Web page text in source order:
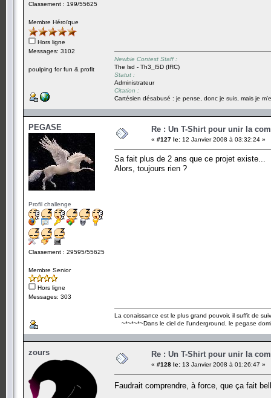
Classement : 199/55625
Membre Héroïque
Hors ligne
Messages: 3102
poulping for fun & profit
Newbie Contest Staff :
The lsd - Th3_l5D (IRC)
Statut :
Administrateur
Citation :
Cartésien désabusé : je pense, donc je suis, mais je
PEGASE
Profil challenge
Classement : 29595/55625
Membre Senior
Hors ligne
Messages: 303
Re : Un T-Shirt pour unir la
« #127 le: 12 Janvier 2008 à 03:32:24 »
Sa fait plus de 2 ans que ce projet existe...
Alors, toujours rien ?
La conaissance est le plus grand pouvoir, il suffit de
~*~*~*~Dans le ciel de l'underground, le pegase
zours Re : Un T-Shirt pour unir la
« #128 le: 13 Janvier 2008 à 01:26:47 »
Faudrait comprendre, à force, que ça fait